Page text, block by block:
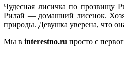
Чудесная лисичка по прозвищу
Рилай — домашний лисенок.
природы. Девушка уверена, что
Мы в interestno.ru просто с